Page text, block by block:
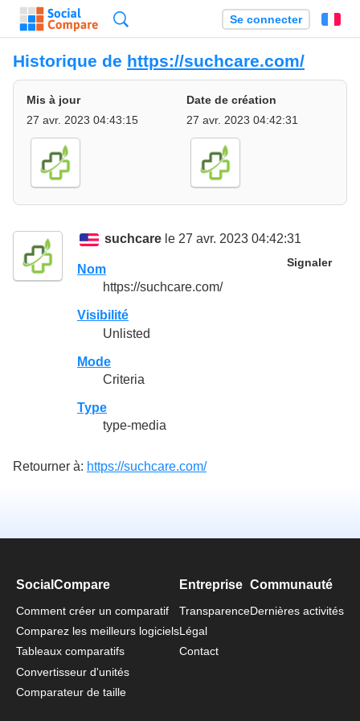
Se connecter
Historique de https://suchcare.com/
Mis à jour
27 avr. 2023 04:43:15
Date de création
27 avr. 2023 04:42:31
suchcare le 27 avr. 2023 04:42:31
Signaler
Nom
https://suchcare.com/
Visibilité
Unlisted
Mode
Criteria
Type
type-media
Retourner à: https://suchcare.com/
SocialCompare
Comment créer un comparatif
Comparez les meilleurs logiciels
Tableaux comparatifs
Convertisseur d'unités
Comparateur de taille
Entreprise
Transparence
Légal
Contact
Communauté
Dernières activités